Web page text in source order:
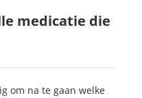
medicatie die
om na te gaan welke